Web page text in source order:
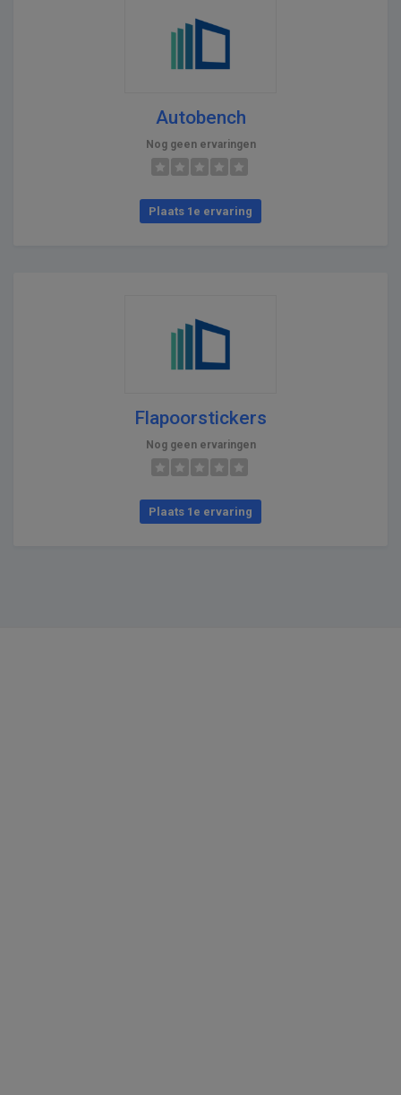
Autobench
Nog geen ervaringen
Plaats 1e ervaring
Flapoorstickers
Nog geen ervaringen
Plaats 1e ervaring